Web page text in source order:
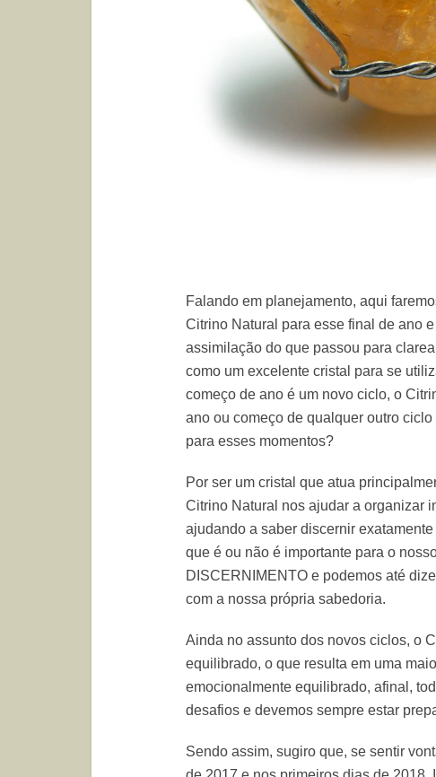
Falando em planejamento, aqui
Citrino Natural para esse final de ano
assimilação do que passou para
como um excelente cristal para se
começo de ano é um novo ciclo, o
ano ou começo de qualquer outro
para esses momentos?
Por ser um cristal que atua
Citrino Natural nos ajudar a organizar
ajudando a saber discernir
que é ou não é importante para o
DISCERNIMENTO e podemos até
com a nossa própria sabedoria.
Ainda no assunto dos novos ciclos, o
equilibrado, o que resulta em uma
emocionalmente equilibrado, afinal,
desafios e devemos sempre estar
Sendo assim, sugiro que, se sentir